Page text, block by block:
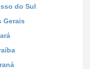
do Sul
Gerais